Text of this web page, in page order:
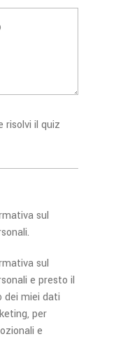
risolvi il quiz
sul
sul
e presto il
miei dati
per
e